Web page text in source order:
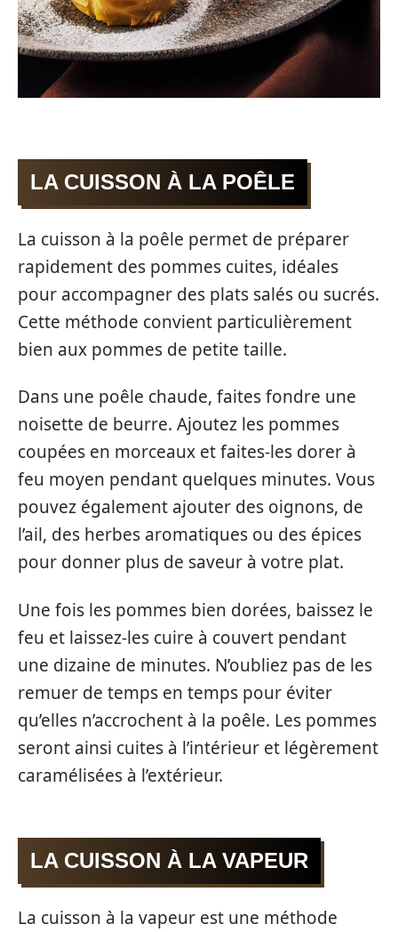
LA CUISSON À LA POÊLE
La cuisson à la poêle permet de préparer
rapidement des pommes cuites, idéales
pour accompagner des plats salés ou sucrés.
Cette méthode convient particulièrement
bien aux pommes de petite taille.
Dans une poêle chaude, faites fondre une
noisette de beurre. Ajoutez les pommes
coupées en morceaux et faites-les dorer à
feu moyen pendant quelques minutes. Vous
pouvez également ajouter des oignons, de
l’ail, des herbes aromatiques ou des épices
pour donner plus de saveur à votre plat.
Une fois les pommes bien dorées, baissez le
feu et laissez-les cuire à couvert pendant
une dizaine de minutes. N’oubliez pas de les
remuer de temps en temps pour éviter
qu’elles n’accrochent à la poêle. Les pommes
seront ainsi cuites à l’intérieur et légèrement
caramélisées à l’extérieur.
LA CUISSON À LA VAPEUR
La cuisson à la vapeur est une méthode